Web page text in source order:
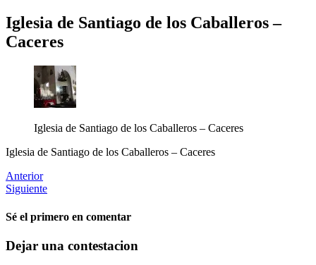
Iglesia de Santiago de los Caballeros –
Caceres
Iglesia de Santiago de los Caballeros – Caceres
Iglesia de Santiago de los Caballeros – Caceres
Anterior
Siguiente
Sé el primero en comentar
Dejar una contestacion